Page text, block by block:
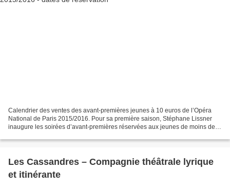
Calendrier des ventes des avant-premières jeunes à 10 euros de l’Opéra
National de Paris 2015/2016. Pour sa première saison, Stéphane Lissner
inaugure les soirées d’avant-premières réservées aux jeunes de moins de
Les Cassandres – Compagnie théâtrale lyrique
et itinérante